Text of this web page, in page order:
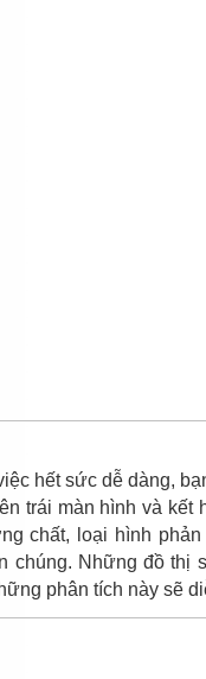
hết sức dễ dàng,
trái màn hình và kết
chất, loại hình
chúng. Những đồ thị
phân tích này sẽ